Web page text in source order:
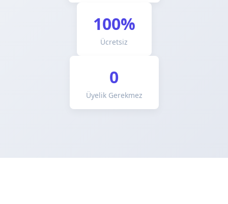
100%
Ücretsiz
0
Üyelik Gerekmez